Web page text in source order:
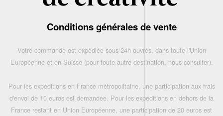
Conditions générales de vente
Votre commande est expédiée sous 24h ouvrés, dans toute l'Union
Européenne et en Suisse (pour toute autre destination, nous consulter),
Pour les expéditions en France métropolitaine, une participation aux frais
d'envoi de 10 euros est demandée. Pour les expéditions en dehors de la
France restant en Union Européenne, une participation de 20 euros est